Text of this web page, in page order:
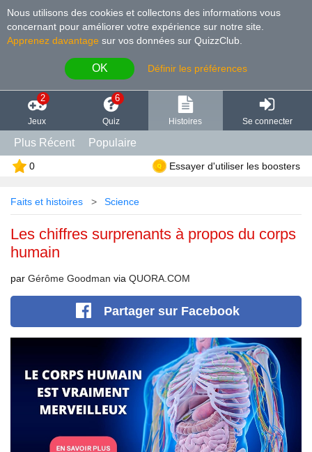
Nous utilisons des cookies et collectons des informations vous
concernant pour améliorer votre expérience sur notre site
Apprenez davantage sur vos données sur QuizzClub.
OK Définir les préférences
2
Jeux
6
Quiz Histoires Se connecter
Plus Récent Populaire
0 Essayer d'utiliser les boosters
Faits et histoires Science
Les chiffres surprenants à propos du corps
humain
par Gérôme Goodman via QUORA.COM
Partager sur Facebook